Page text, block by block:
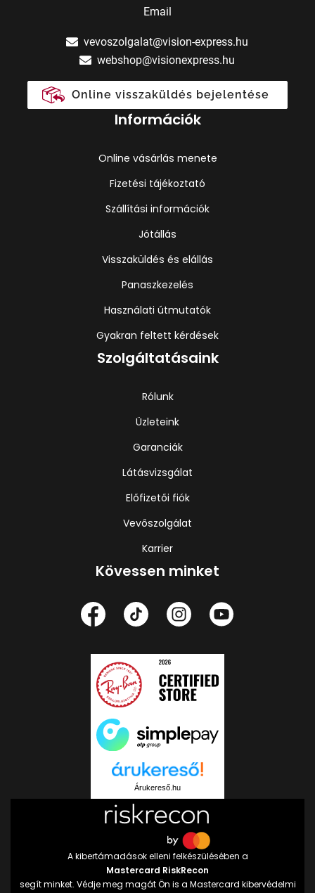
Email
vevoszolgalat@vision-express.hu
webshop@visionexpress.hu
Online visszaküldés bejelentése
Információk
Online vásárlás menete
Fizetési tájékoztató
Szállítási információk
Jótállás
Visszaküldés és elállás
Panaszkezelés
Használati útmutatók
Gyakran feltett kérdések
Szolgáltatásaink
Rólunk
Üzleteink
Garanciák
Látásvizsgálat
Előfizetői fiók
Vevőszolgálat
Karrier
Kövessen minket
Árukereső.hu
A kibertámadások elleni felkészülésében a
Mastercard RiskRecon
segít minket. Védje meg magát Ön is a Mastercard kibervédelmi